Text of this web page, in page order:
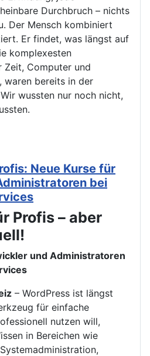
Durchbruch – nichts
Der Mensch kombiniert
Er findet, was längst auf
komplexesten
Zeit, Computer und
waren bereits in der
wussten nur noch nicht,
Neue Kurse für
bei
Profis – aber
und Administratoren
– WordPress ist längst
für einfache
nutzen will,
in Bereichen wie